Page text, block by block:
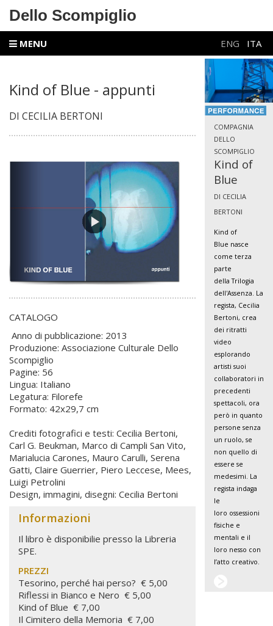
Dello Scompiglio
MENU ENG ITA
Kind of Blue - appunti
DI CECILIA BERTONI
CATALOGO
Anno di pubblicazione: 2013
Produzione: Associazione Culturale Dello
Scompiglio
Pagine: 56
Lingua: Italiano
Legatura: Filorefe
Formato: 42x29,7 cm
Crediti fotografici e testi: Cecilia Bertoni,
Carl G. Beukman, Marco di Campli San Vito,
Marialucia Carones, Mauro Carulli, Serena
Gatti, Claire Guerrier, Piero Leccese, Mees,
Luigi Petrolini
Design, immagini, disegni: Cecilia Bertoni
Informazioni
Il libro è disponibilie presso la Libreria
SPE.
PREZZI
Tesorino, perché hai perso? € 5,00
Riflessi in Bianco e Nero € 5,00
Kind of Blue € 7,00
Il Cimitero della Memoria € 7,00
COMPAGNIA
DELLO
SCOMPIGLIO
Kind of
Blue
DI CECILIA
BERTONI
Kind of
Blue nasce
come terza
parte
della Trilogia
dell'Assenza. La
regista, Cecilia
Bertoni, crea
dei ritratti
video
esplorando
artisti suoi
collaboratori in
precedenti
spettacoli, ora
però in quanto
persone senza
un ruolo, se
non quello di
essere se
medesimi. La
regista indaga
le
loro ossessioni
fisiche e
mentali e il
loro nesso con
l’atto creativo.